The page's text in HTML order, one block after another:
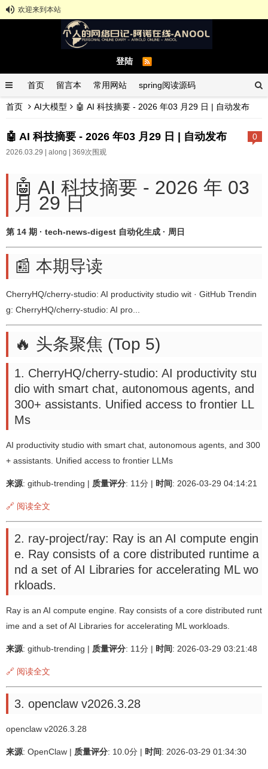
欢迎来到本站
登陆
首页 留言本 常用网站 spring阅读源码
spring示例demo GitHub中文排行榜
首页 AI大模型 🤖 AI 科技摘要 - 2026 年03 月29 日 | 自动发布
0
🤖 AI 科技摘要 - 2026 年03 月29 日 | 自动发布
2026.03.29 | along | 369次围观
🤖 AI 科技摘要 - 2026 年 03
月 29 日
第 14 期 · tech-news-digest 自动化生成 · 周日
📰 本期导读
CherryHQ/cherry-studio: AI productivity studio wit · GitHub Trendin
g: CherryHQ/cherry-studio: AI pro...
🔥 头条聚焦 (Top 5)
1. CherryHQ/cherry-studio: AI productivity stu
dio with smart chat, autonomous agents, and
300+ assistants. Unified access to frontier LL
Ms
AI productivity studio with smart chat, autonomous agents, and 300
+ assistants. Unified access to frontier LLMs
来源: github-trending | 质量评分: 11分 | 时间: 2026-03-29 04:14:21
🔗 阅读全文
2. ray-project/ray: Ray is an AI compute engin
e. Ray consists of a core distributed runtime a
nd a set of AI Libraries for accelerating ML wo
rkloads.
Ray is an AI compute engine. Ray consists of a core distributed runt
ime and a set of AI Libraries for accelerating ML workloads.
来源: github-trending | 质量评分: 11分 | 时间: 2026-03-29 03:21:48
🔗 阅读全文
3. openclaw v2026.3.28
openclaw v2026.3.28
来源: OpenClaw | 质量评分: 10.0分 | 时间: 2026-03-29 01:34:30